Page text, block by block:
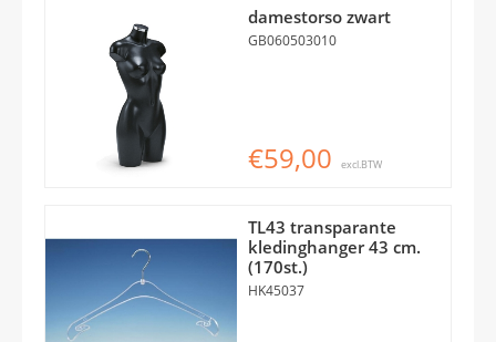
damestorso zwart
GB060503010
€59,00 excl.BTW
TL43 transparante
kledinghanger 43 cm.
(170st.)
HK45037